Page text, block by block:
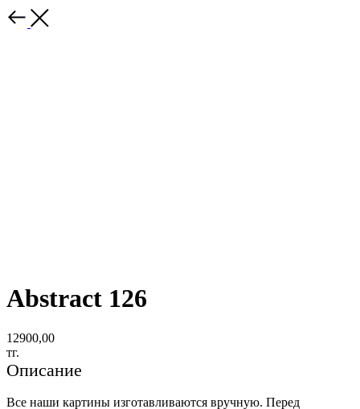
Abstract 126
12900,00
тг.
Описание
Все наши картины изготавливаются вручную. Перед